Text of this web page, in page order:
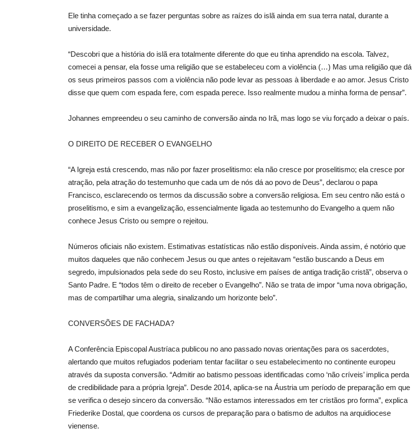
Ele tinha começado a se fazer perguntas sobre as raízes do islã ainda em sua terra natal, durante a
universidade.
“Descobri que a história do islã era totalmente diferente do que eu tinha aprendido na escola. Talvez,
comecei a pensar, ela fosse uma religião que se estabeleceu com a violência (…) Mas uma religião que dá
os seus primeiros passos com a violência não pode levar as pessoas à liberdade e ao amor. Jesus Cristo
disse que quem com espada fere, com espada perece. Isso realmente mudou a minha forma de pensar”.
Johannes empreendeu o seu caminho de conversão ainda no Irã, mas logo se viu forçado a deixar o país.
O DIREITO DE RECEBER O EVANGELHO
“A Igreja está crescendo, mas não por fazer proselitismo: ela não cresce por proselitismo; ela cresce por
atração, pela atração do testemunho que cada um de nós dá ao povo de Deus”, declarou o papa
Francisco, esclarecendo os termos da discussão sobre a conversão religiosa. Em seu centro não está o
proselitismo, e sim a evangelização, essencialmente ligada ao testemunho do Evangelho a quem não
conhece Jesus Cristo ou sempre o rejeitou.
Números oficiais não existem. Estimativas estatísticas não estão disponíveis. Ainda assim, é notório que
muitos daqueles que não conhecem Jesus ou que antes o rejeitavam “estão buscando a Deus em
segredo, impulsionados pela sede do seu Rosto, inclusive em países de antiga tradição cristã”, observa o
Santo Padre. E “todos têm o direito de receber o Evangelho”. Não se trata de impor “uma nova obrigação,
mas de compartilhar uma alegria, sinalizando um horizonte belo”.
CONVERSÕES DE FACHADA?
A Conferência Episcopal Austríaca publicou no ano passado novas orientações para os sacerdotes,
alertando que muitos refugiados poderiam tentar facilitar o seu estabelecimento no continente europeu
através da suposta conversão. “Admitir ao batismo pessoas identificadas como ‘não críveis’ implica perda
de credibilidade para a própria Igreja”. Desde 2014, aplica-se na Áustria um período de preparação em que
se verifica o desejo sincero da conversão. “Não estamos interessados em ter cristãos pro forma”, explica
Friederike Dostal, que coordena os cursos de preparação para o batismo de adultos na arquidiocese
vienense.